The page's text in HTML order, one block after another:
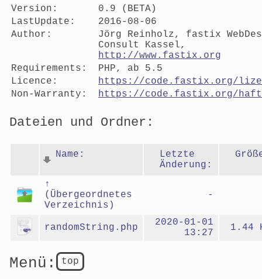
Version:
0.9 (BETA)
LastUpdate:
2016-08-06
Author:
Jörg Reinholz, fastix
Consult Kassel,
http://www.fastix.org
Requirements:
PHP, ab 5.5
Licence:
https://code.fastix.org/
Non-Warranty:
https://code.fastix.org/
Dateien und Ordner:
Name:
Letzte
Änderung:
↑
(Übergeordnetes
Verzeichnis)
-
randomString.php
2020-01-01
13:27
1.44
top
Menü: